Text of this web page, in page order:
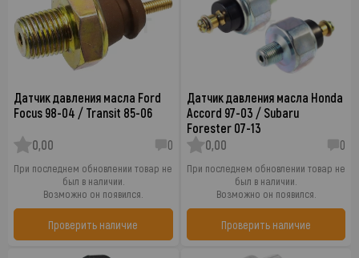
Датчик давления масла Ford
Focus 98-04 / Transit 85-06
0,00 0
При последнем обновлении товар не
был в наличии.
Возможно он появился.
Проверить наличие
Датчик давления масла Honda
Accord 97-03 / Subaru
Forester 07-13
0,00
0
При последнем обновлении товар не
был в наличии.
Возможно он появился.
Проверить наличие